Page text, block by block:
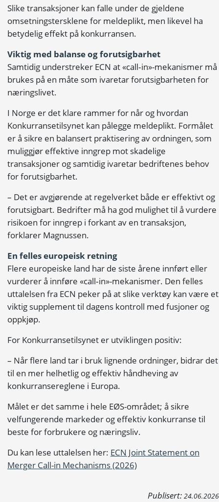
Slike transaksjoner kan falle under de gjeldene
omsetningstersklene for meldeplikt, men likevel ha
betydelig effekt på konkurransen.
Viktig med balanse og forutsigbarhet
Samtidig understreker ECN at «call‑in»-mekanismer må
brukes på en måte som ivaretar forutsigbarheten for
næringslivet.
I Norge er det klare rammer for når og hvordan
Konkurransetilsynet kan pålegge meldeplikt. Formålet
er å sikre en balansert praktisering av ordningen, som
muliggjør effektive inngrep mot skadelige
transaksjoner og samtidig ivaretar bedriftenes behov
for forutsigbarhet.
– Det er avgjørende at regelverket både er effektivt og
forutsigbart. Bedrifter må ha god mulighet til å vurdere
risikoen for inngrep i forkant av en transaksjon,
forklarer Magnussen.
En felles europeisk retning
Flere europeiske land har de siste årene innført eller
vurderer å innføre «call‑in»-mekanismer. Den felles
uttalelsen fra ECN peker på at slike verktøy kan være et
viktig supplement til dagens kontroll med fusjoner og
oppkjøp.
For Konkurransetilsynet er utviklingen positiv:
– Når flere land tar i bruk lignende ordninger, bidrar det
til en mer helhetlig og effektiv håndheving av
konkurransereglene i Europa.
Målet er det samme i hele EØS-området; å sikre
velfungerende markeder og effektiv konkurranse til
beste for forbrukere og næringsliv.
Du kan lese uttalelsen her: ECN Joint Statement on
Merger Call-in Mechanisms (2026)
Publisert: 24.06.2026